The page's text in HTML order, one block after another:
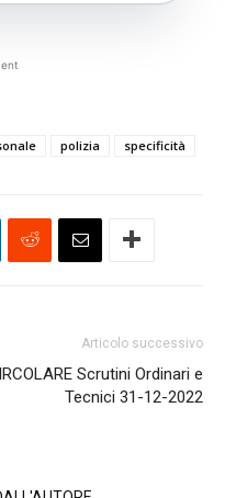
polizia specificità
Articolo successivo
Scrutini Ordinari e
Tecnici 31-12-2022